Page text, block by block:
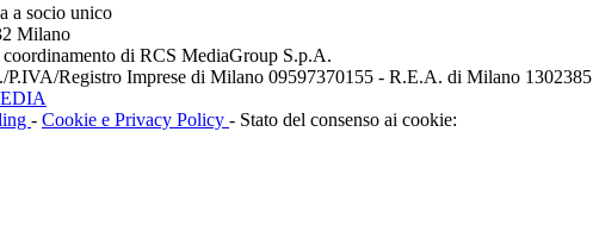
a socio unico
Milano
di RCS MediaGroup S.p.A.
P.IVA/Registro Imprese di Milano 09597370155 - R.E.A. di Milano 1302385
- Cookie e Privacy Policy - Stato del consenso ai cookie: